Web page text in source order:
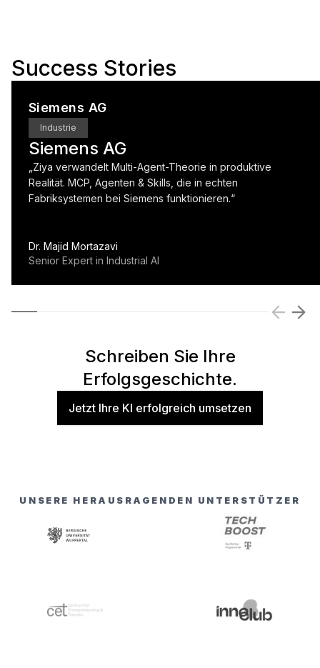
Success Stories
Siemens AG
Industrie
Siemens AG
Ziya verwandelt Multi-Agent-Theorie in produktive
Realität. MCP, Agenten & Skills, die in echten
Fabriksystemen bei Siemens funktionieren.“
Dr. Majid Mortazavi
Senior Expert in Industrial AI
Schreiben Sie Ihre
Erfolgsgeschichte.
Jetzt Ihre KI erfolgreich umsetzen
UNSERE HERAUSRAGENDEN UNTERSTÜTZER